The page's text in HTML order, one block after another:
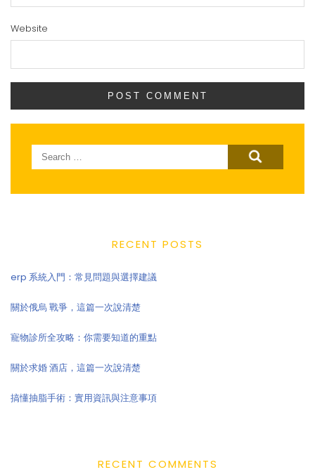
Website
Search
for:
RECENT POSTS
erp 系統入門：常見問題與選擇建議
關於俄烏 戰爭，這篇一次說清楚
寵物診所全攻略：你需要知道的重點
關於求婚 酒店，這篇一次說清楚
搞懂抽脂手術：實用資訊與注意事項
RECENT COMMENTS